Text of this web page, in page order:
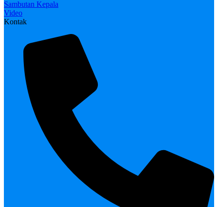
Sambutan Kepala
Video
Kontak